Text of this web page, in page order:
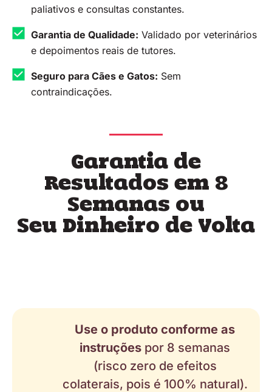
paliativos e consultas constantes.
Garantia de Qualidade: Validado por veterinários
e depoimentos reais de tutores.
Seguro para Cães e Gatos: Sem
contraindicações.
Garantia de
Resultados em 8
Semanas ou
Seu Dinheiro de Volta
Use o produto conforme as
instruções por 8 semanas
(risco zero de efeitos
colaterais, pois é 100% natural).